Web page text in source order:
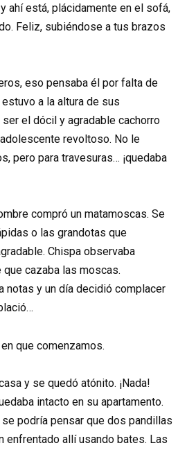
ahí está, plácidamente en el sofá,
Feliz, subiéndose a tus brazos
eso pensaba él por falta de
a la altura de sus
el dócil y agradable cachorro
revoltoso. No le
pero para travesuras… ¡quedaba
compró un matamoscas. Se
o las grandotas que
Chispa observaba
cazaba las moscas.
notas y un día decidió complacer
que comenzamos.
y se quedó atónito. ¡Nada!
intacto en su apartamento.
podría pensar que dos pandillas
enfrentado allí usando bates. Las